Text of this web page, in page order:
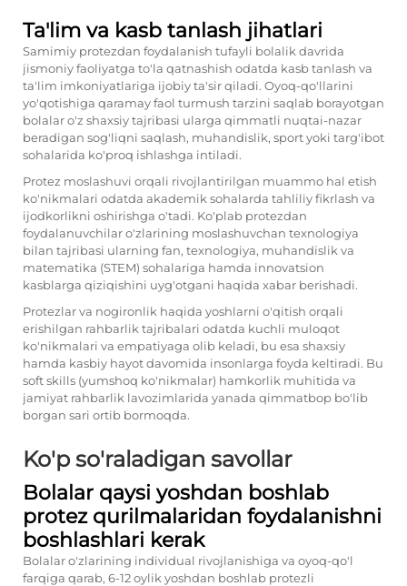
Ta'lim va kasb tanlash jihatlari
Samimiy protezdan foydalanish tufayli bolalik davrida
jismoniy faoliyatga to'la qatnashish odatda kasb tanlash va
ta'lim imkoniyatlariga ijobiy ta'sir qiladi. Oyoq-qo'llarini
yo'qotishiga qaramay faol turmush tarzini saqlab borayotgan
bolalar o'z shaxsiy tajribasi ularga qimmatli nuqtai-nazar
beradigan sog'liqni saqlash, muhandislik, sport yoki targ'ibot
sohalarida ko'proq ishlashga intiladi.
Protez moslashuvi orqali rivojlantirilgan muammo hal etish
ko'nikmalari odatda akademik sohalarda tahliliy fikrlash va
ijodkorlikni oshirishga o'tadi. Ko'plab protezdan
foydalanuvchilar o'zlarining moslashuvchan texnologiya
bilan tajribasi ularning fan, texnologiya, muhandislik va
matematika (STEM) sohalariga hamda innovatsion
kasblarga qiziqishini uyg'otgani haqida xabar berishadi.
Protezlar va nogironlik haqida yoshlarni o'qitish orqali
erishilgan rahbarlik tajribalari odatda kuchli muloqot
ko'nikmalari va empatiyaga olib keladi, bu esa shaxsiy
hamda kasbiy hayot davomida insonlarga foyda keltiradi. Bu
soft skills (yumshoq ko'nikmalar) hamkorlik muhitida va
jamiyat rahbarlik lavozimlarida yanada qimmatbop bo'lib
borgan sari ortib bormoqda.
Ko'p so'raladigan savollar
Bolalar qaysi yoshdan boshlab
protez qurilmalaridan foydalanishni
boshlashlari kerak
Bolalar o'zlarining individual rivojlanishiga va oyoq-qo'l
farqiga qarab, 6-12 oylik yoshdan boshlab protezli